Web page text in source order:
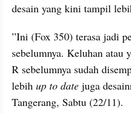
desain yang kini tampil
”Ini (Fox 350) terasa jadi
sebelumnya. Keluhan atau
R sebelumnya sudah
lebih up to date juga
Tangerang, Sabtu (22/11).